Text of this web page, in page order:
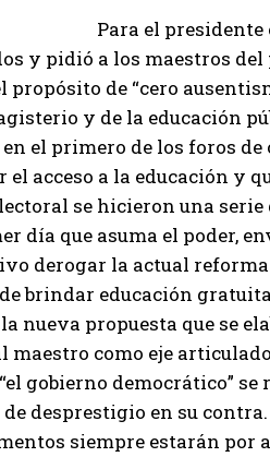
Para el
y pidió a los maestros
de “cero
y de la educación
el primero de los foros
acceso a la educación y
se hicieron una
día que asuma el poder,
derogar la actual
brindar educación
nueva propuesta que se
maestro como eje
gobierno democrático”
desprestigio en su
siempre estarán por